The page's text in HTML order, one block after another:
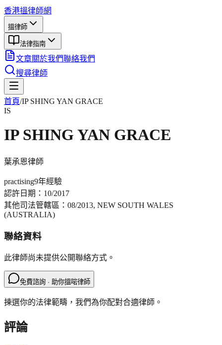
香港搵律師網
搵律師
法律指南
文章關於我們聯絡我們
搜尋律師
首頁/IP SHING YAN GRACE
IS
IP SHING YAN GRACE
葉承恩律師
practising9年經驗
認許日期： 10/2017
其他司法管轄區： 08/2013, NEW SOUTH WALES
(AUSTRALIA)
聯絡資料
此律師尚未提供公開聯絡方式。
免費諮詢 · 助你搵啱律師
揀選你的法律範疇，我們為你配對合適律師。
評論